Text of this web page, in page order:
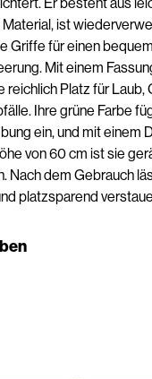
ist
Griffe für einen
Mit einem
reichlich Platz für Laub,
Ihre grüne Farbe
ein, und mit einem
von 60 cm ist sie
Nach dem Gebrauch
platzsparend